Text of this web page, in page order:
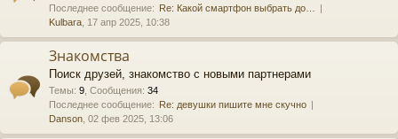
Последнее сообщение: Re: Какой смартфон выбрать до…
Kulbara , 17 апр 2025, 10:38
Знакомства
Поиск друзей, знакомство с новыми партнерами
Темы: 9 Сообщения: 34
Последнее сообщение: Re: девушки пишите мне скучно
Danson , 02 фев 2025, 13:06